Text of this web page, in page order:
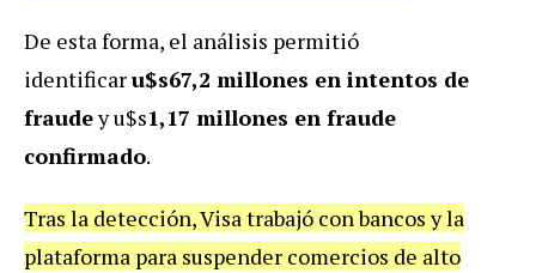
De esta forma, el análisis permitió
identificaru$s67,2 millones en intentos de
fraudey u$s1,17 millones en fraude
confirmado.
Tras la detección, Visa trabajó con bancos y la
plataforma para suspender comercios de alto